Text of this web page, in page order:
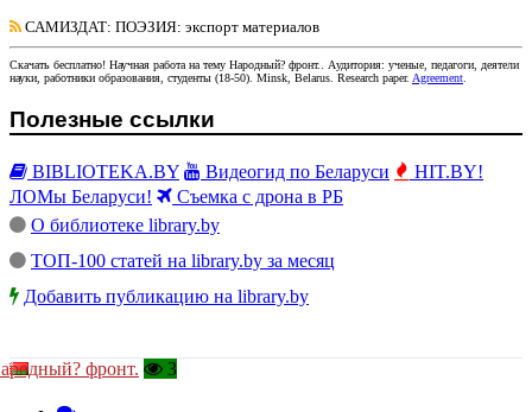
САМИЗДАТ: ПОЭЗИЯ: экспорт материалов
Скачать бесплатно! Научная работана тему Народный? фронт.. Аудитория: ученые, педагоги, деятели
науки, работники образования, студенты (18-50). Minsk, Belarus. Research paper. Agreement.
Полезные ссылки
BIBLIOTEKA.BY Видеогид по Беларуси
HIT.BY!
ЛОМы Беларуси!
Съемка с дрона в РБ
О библиотеке library.by
ТОП-100 статей на library.by за месяц
Добавить публикацию на library.by
фронт. 3